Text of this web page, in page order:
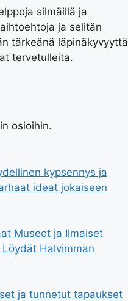
silmäillä ja
ja selitän
tärkeänä läpinäkyvyyttä
tervetulleita.
osioihin.
kypsennys ja
ideat jokaiseen
Museot ja Ilmaiset
Halvimman
ja tunnetut tapaukset